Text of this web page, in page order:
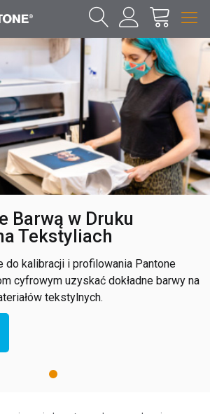
Barwą w Druku
Tekstyliach
do kalibracji i profilowania Pantone
cyfrowym uzyskać dokładne barwy na
tekstylnych.
1